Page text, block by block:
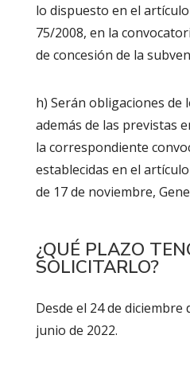
lo dispuesto en el
75/2008, en la
de concesión de la
h) Serán obligaciones de
además de las previstas
la correspondiente
establecidas en el
de 17 de noviembre,
¿QUÉ PLAZO
SOLICITARLO?
Desde el 24 de diciembre
junio de 2022.